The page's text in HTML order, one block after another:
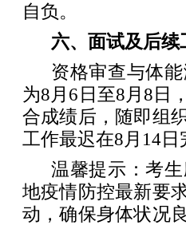
自负。
六、面试及后续
资格审查与体
为8月6日至8月8日
合成绩后，随即组
工作最迟在8月14日
温馨提示：考
地疫情防控最新要
动，确保身体状况